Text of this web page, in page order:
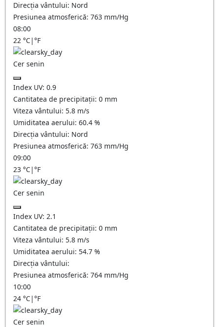
Direcția vântului: Nord
Presiunea atmosferică: 763 mm/Hg
08:00
22 °C|°F
Cer senin
Index UV: 0.9
Cantitatea de precipitații: 0 mm
Viteza vântului: 5.8 m/s
Umiditatea aerului: 60.4 %
Direcția vântului: Nord
Presiunea atmosferică: 763 mm/Hg
09:00
23 °C|°F
Cer senin
Index UV: 2.1
Cantitatea de precipitații: 0 mm
Viteza vântului: 5.8 m/s
Umiditatea aerului: 54.7 %
Direcția vântului:
Presiunea atmosferică: 764 mm/Hg
10:00
24 °C|°F
Cer senin